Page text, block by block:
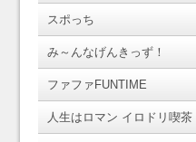
スポっち
み～んなげんきっず！
ファファFUNTIME
人生はロマン イロドリ喫茶